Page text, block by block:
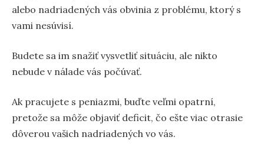
alebo nadriadených vás obvinia z problému, ktorý s
vami nesúvisí.
Budete sa im snažiť vysvetliť situáciu, ale nikto
nebude v nálade vás počúvať.
Ak pracujete s peniazmi, buďte veľmi opatrní,
pretože sa môže objaviť deficit, čo ešte viac otrasie
dôverou vašich nadriadených vo vás.